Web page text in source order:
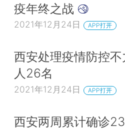
疫年终之战
2021年12月24日 APP打开
西安处理疫情防控
人26名
2021年12月24日 APP打开
西安两周累计确诊